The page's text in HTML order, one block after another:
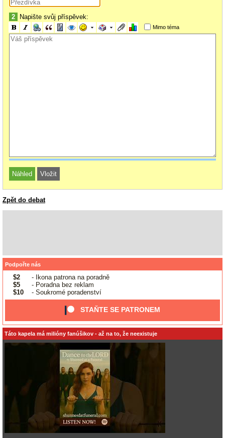
2 Napište svůj příspěvek:
Mimo téma
Zpět do debat
Podpořte nás
$2
- Ikona patrona na poradně
$5
- Poradna bez reklam
$10
- Soukromé poradenství
STAŇTE SE PATRONEM
Táto kapela má milióny fanúšikov - až na to, že neexistuje